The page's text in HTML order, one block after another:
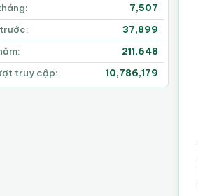
7,507
37,899
211,648
truy cập:
10,786,179